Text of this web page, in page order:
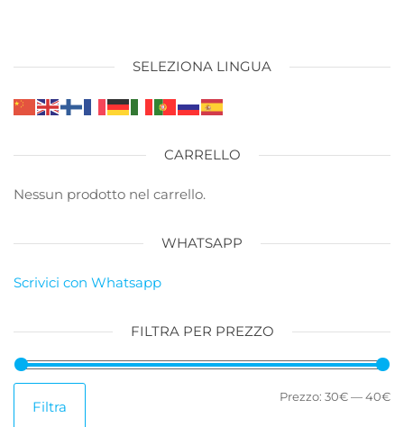
SELEZIONA LINGUA
CARRELLO
Nessun prodotto nel carrello.
WHATSAPP
Scrivici con Whatsapp
FILTRA PER PREZZO
Filtra
Prezzo: 30€—40€